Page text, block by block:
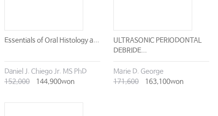
Essentials of Oral Histology a...
Daniel J. Chiego Jr. MS PhD
152,000
144,900won
ULTRASONIC PERIODONTAL
DEBRIDE...
Marie D. George
171,600
163,100won